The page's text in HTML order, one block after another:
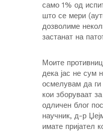
само 1% од
што се мери
дозволиме
застанат на
Моите
дека јас не сум
осмелувам да
кои зборуваат
одличен блог
научник, д-р
имате пријател